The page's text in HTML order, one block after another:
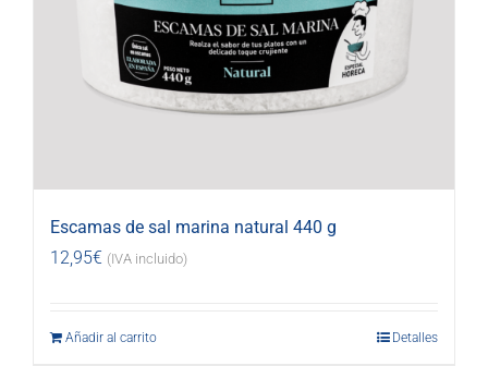
Escamas de sal marina natural 440 g
12,95€ (IVA incluido)
Añadir al carrito Detalles